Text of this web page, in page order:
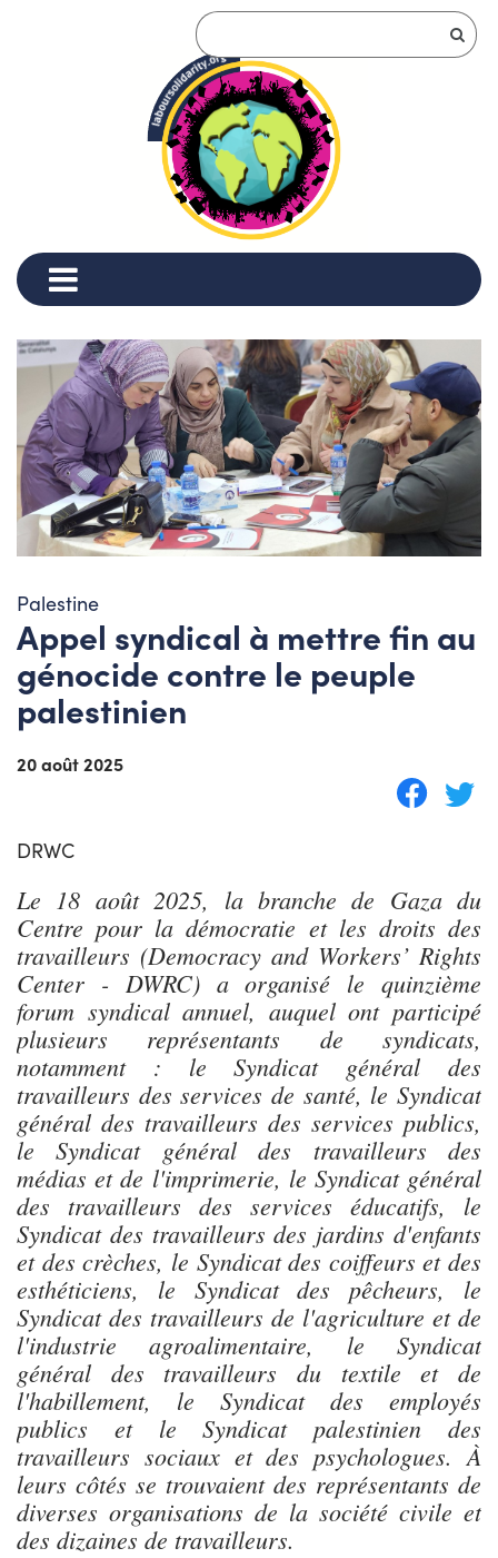
Palestine
Appel syndical à mettre fin au
génocide contre le peuple
palestinien
20 août 2025
DRWC
Le 18 août 2025, la branche de Gaza du
Centre pour la démocratie et les droits des
travailleurs (Democracy and Workers’ Rights
Center - DWRC) a organisé le quinzième
forum syndical annuel, auquel ont participé
plusieurs représentants de syndicats,
notamment : le Syndicat général des
travailleurs des services de santé, le Syndicat
général des travailleurs des services publics,
le Syndicat général des travailleurs des
médias et de l'imprimerie, le Syndicat général
des travailleurs des services éducatifs, le
Syndicat des travailleurs des jardins d'enfants
et des crèches, le Syndicat des coiffeurs et des
esthéticiens, le Syndicat des pêcheurs, le
Syndicat des travailleurs de l'agriculture et de
l'industrie agroalimentaire, le Syndicat
général des travailleurs du textile et de
l'habillement, le Syndicat des employés
publics et le Syndicat palestinien des
travailleurs sociaux et des psychologues. À
leurs côtés se trouvaient des représentants de
diverses organisations de la société civile et
des dizaines de travailleurs.